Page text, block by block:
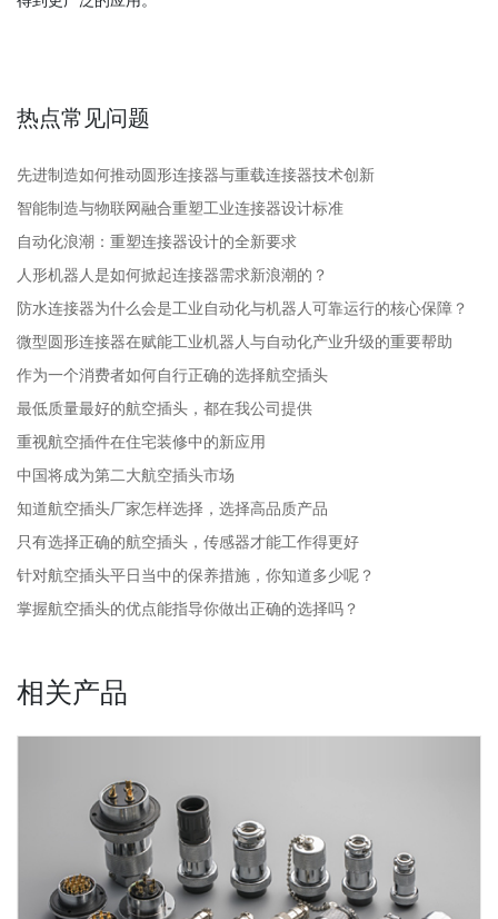
热点常见问题
先进制造如何推动圆形连接器与重载连接器技术创新
智能制造与物联网融合重塑工业连接器设计标准
自动化浪潮：重塑连接器设计的全新要求
人形机器人是如何掀起连接器需求新浪潮的？
防水连接器为什么会是工业自动化与机器人可靠运行的核心保障？
微型圆形连接器在赋能工业机器人与自动化产业升级的重要帮助
作为一个消费者如何自行正确的选择航空插头
最低质量最好的航空插头，都在我公司提供
重视航空插件在住宅装修中的新应用
中国将成为第二大航空插头市场
知道航空插头厂家怎样选择，选择高品质产品
只有选择正确的航空插头，传感器才能工作得更好
针对航空插头平日当中的保养措施，你知道多少呢？
掌握航空插头的优点能指导你做出正确的选择吗？
相关产品